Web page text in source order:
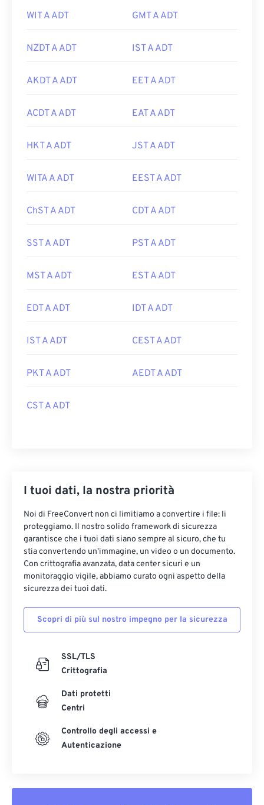
WIT A ADT GMT A ADT
NZDT A ADT IST A ADT
AKDT A ADT EET A ADT
ACDT A ADT EAT A ADT
HKT A ADT JST A ADT
WITA A ADT EEST A ADT
ChST A ADT CDT A ADT
SST A ADT PST A ADT
MST A ADT EST A ADT
EDT A ADT IDT A ADT
IST A ADT CEST A ADT
PKT A ADT AEDT A ADT
CST A ADT
I tuoi dati, la nostra priorità
Noi di FreeConvert non ci limitiamo a convertire i file: li
proteggiamo. Il nostro solido framework di sicurezza
garantisce che i tuoi dati siano sempre al sicuro, che tu
stia convertendo un'immagine, un video o un documento.
Con crittografia avanzata, data center sicuri e un
monitoraggio vigile, abbiamo curato ogni aspetto della
sicurezza dei tuoi dati.
Scopri di più sul nostro impegno per la sicurezza
SSL/TLS
Crittografia
Dati protetti
Centri
Controllo degli accessi e
Autenticazione